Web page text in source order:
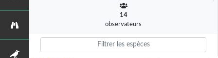
14
observateurs